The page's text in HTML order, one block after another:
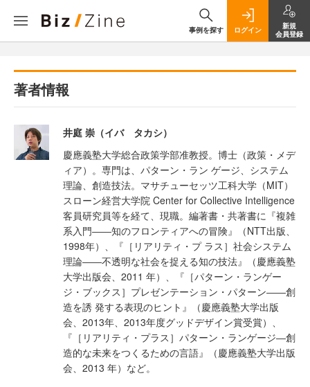
事例を探す ログイン
新規
会員登録
著者情報
井庭 崇（イバ タカシ）
慶應義塾大学総合政策学部准教授。博士（政策・メデ
ィア）。専門は、パターン・ラン ゲージ、システム
理論、創造技法。マサチューセッツ工科大学（MIT）
スローン経営大学院 Center for Collective Intelligence
客員研究員等を経て、現職。編著書・共著書に『複雑
系入門――知のフロンティアへの冒険』（NTT出版、
1998年）、『［リアリティ・プ ラス］社会システム
理論――不透明な社会を捉える知の技法』（慶應義塾
大学出版会、2011 年）、『［パターン・ランゲー
ジ・ブックス］プレゼンテーション・パターン――創
造を誘 発する表現のヒント』（慶應義塾大学出版
会、2013年、2013年度グッドデザイン賞受賞）、
『［リアリティ・プラス］パターン・ランゲージ―創
造的な未来をつくるための言語』（慶應義塾大学出版
会、2013 年）など。